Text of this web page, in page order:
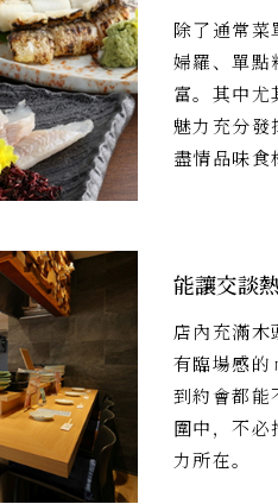
除了通常
婦羅、單點
富。其中
魅力充分
盡情品味食
能讓交談
店內充滿
有臨場感的
到約會都能
圍中，不
力所在。